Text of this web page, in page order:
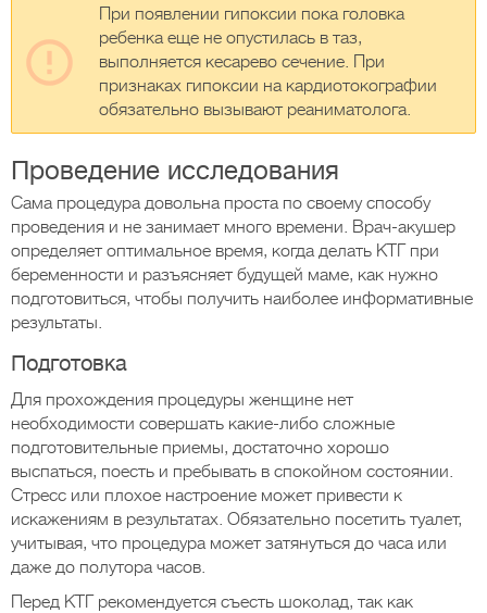
При появлении гипоксии пока головка
ребенка еще не опустилась в таз,
выполняется кесарево сечение. При
признаках гипоксии на кардиотокографии
обязательно вызывают реаниматолога.
Проведение исследования
Сама процедура довольна проста по своему способу
проведения и не занимает много времени. Врач-акушер
определяет оптимальное время, когда делать КТГ при
беременности и разъясняет будущей маме, как нужно
подготовиться, чтобы получить наиболее информативные
результаты.
Подготовка
Для прохождения процедуры женщине нет
необходимости совершать какие-либо сложные
подготовительные приемы, достаточно хорошо
выспаться, поесть и пребывать в спокойном состоянии.
Стресс или плохое настроение может привести к
искажениям в результатах. Обязательно посетить туалет,
учитывая, что процедура может затянуться до часа или
даже до полутора часов.
Перед КТГ рекомендуется съесть шоколад, так как